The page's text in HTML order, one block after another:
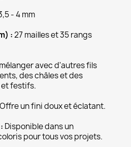
- 4 mm
:27 mailles et 35 rangs
avec d'autres fils
des châles et des
festifs.
Offre un fini doux et éclatant.
Disponible dans un
pour tous vos projets.